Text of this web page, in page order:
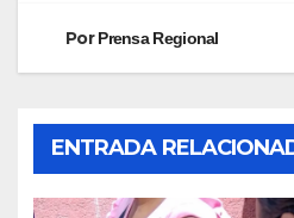
PorPrensa Regional
ENTRADA